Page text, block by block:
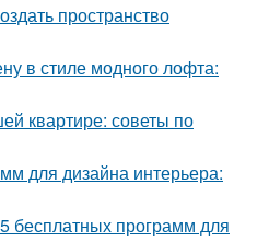
пространство
в стиле модного лофта:
квартире: советы по
для дизайна интерьера:
бесплатных программ для